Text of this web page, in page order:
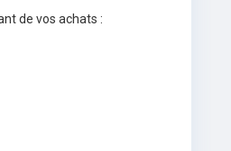
de vos achats :